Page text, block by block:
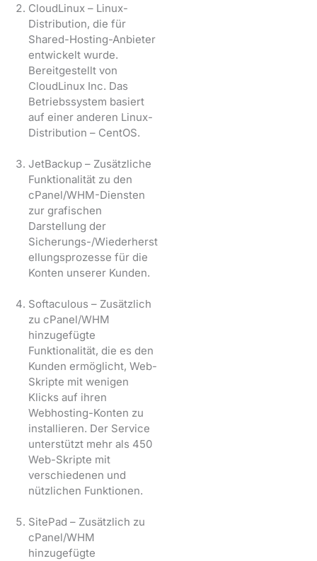
CloudLinux – Linux-
Distribution, die für
Shared-Hosting-Anbieter
entwickelt wurde.
Bereitgestellt von
CloudLinux Inc. Das
Betriebssystem basiert
auf einer anderen Linux-
Distribution – CentOS.
JetBackup – Zusätzliche
Funktionalität zu den
cPanel/WHM-Diensten
zur grafischen
Darstellung der
Sicherungs-/Wiederherst
ellungsprozesse für die
Konten unserer Kunden.
Softaculous – Zusätzlich
zu cPanel/WHM
hinzugefügte
Funktionalität, die es den
Kunden ermöglicht, Web-
Skripte mit wenigen
Klicks auf ihren
Webhosting-Konten zu
installieren. Der Service
unterstützt mehr als 450
Web-Skripte mit
verschiedenen und
nützlichen Funktionen.
SitePad – Zusätzlich zu
cPanel/WHM
hinzugefügte